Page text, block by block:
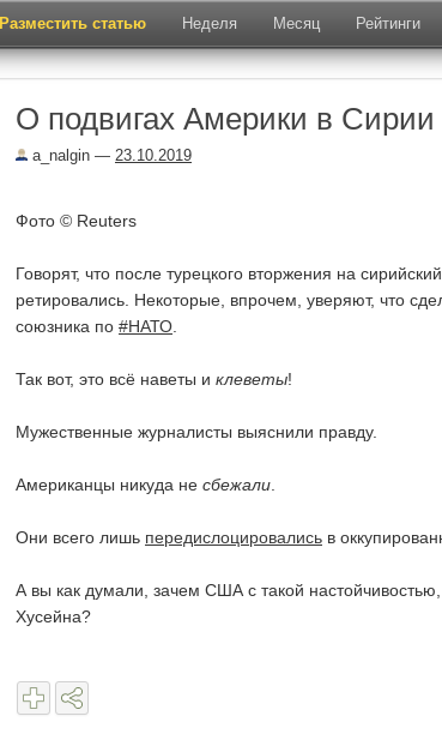
Разместить статью Неделя Месяц Рейтинги
О подвигах Америки в Сирии
a_nalgin — 23.10.2019
Фото © Reuters
Говорят, что после турецкого вторжения на
ретировались. Некоторые, впрочем, уверяют, что
союзника по #НАТО
Так вот, это всё наветы и клеветы!
Мужественные журналисты выяснили правду.
Американцы никуда не сбежали
Они всего лишь передислоцировались в
А вы как думали, зачем США с такой
Хусейна?